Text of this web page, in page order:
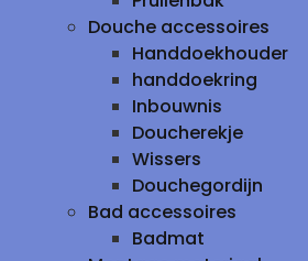
Douche accessoires
Handdoekhouder
handdoekring
Inbouwnis
Doucherekje
Wissers
Douchegordijn
Bad accessoires
Badmat